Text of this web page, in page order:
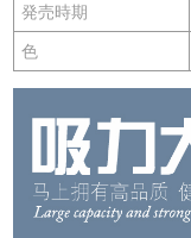
発売時期
色